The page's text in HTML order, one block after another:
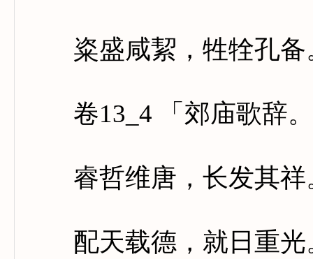
粢盛咸絜，牲牷孔备
卷13_4 「郊庙歌辞。
睿哲维唐，长发其祥
配天载德，就日重光